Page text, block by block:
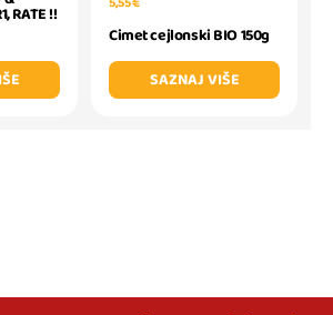
RATE !!
Cimet cejlonski BIO 150g
SAZNAJ VIŠE